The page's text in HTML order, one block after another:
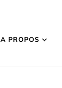
A PROPOS